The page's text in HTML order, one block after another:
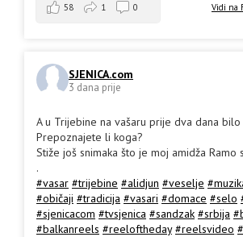
Vidi na
58 1 0
SJENICA.com
3 dana prije
A u Trijebine na vašaru prije dva dana bilo
Prepoznajete li koga?
Stiže još snimaka što je moj amidža Ramo
.
#vasar #trijebine #alidjun #veselje
#običaji #tradicija #vasari #domace #selo
#sjenicacom #tvsjenica #sandzak #srbija
#balkanreels #reeloftheday #reelsvideo